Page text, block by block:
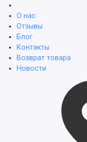
О нас
Отзывы
Блог
Контакты
Возврат товара
Новости